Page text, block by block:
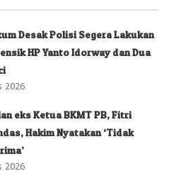
Desak Polisi Segera Lakukan
HP Yanto Idorway dan Dua
2026
eks Ketua BKMT PB, Fitri
Hakim Nyatakan ‘Tidak
2026